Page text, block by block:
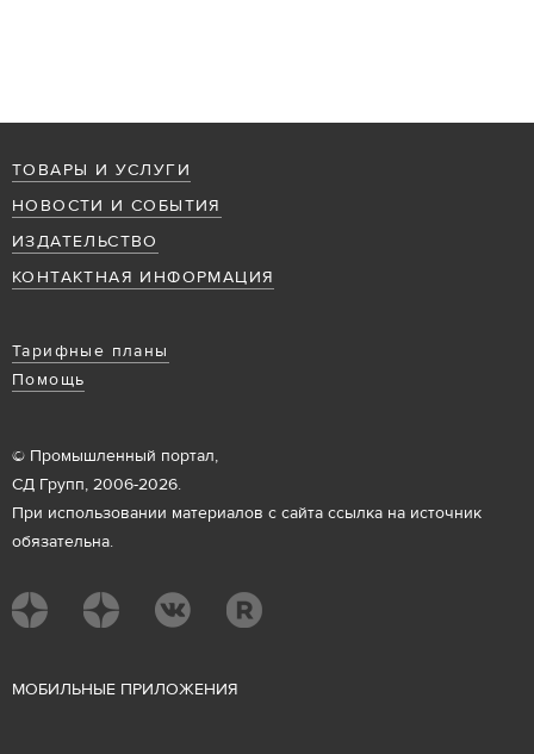
ТОВАРЫ И УСЛУГИ
НОВОСТИ И СОБЫТИЯ
ИЗДАТЕЛЬСТВО
КОНТАКТНАЯ ИНФОРМАЦИЯ
Тарифные планы
Помощь
© Промышленный портал,
СД Групп, 2006-2026.
При использовании материалов с сайта ссылка на источник
обязательна.
МОБИЛЬНЫЕ ПРИЛОЖЕНИЯ